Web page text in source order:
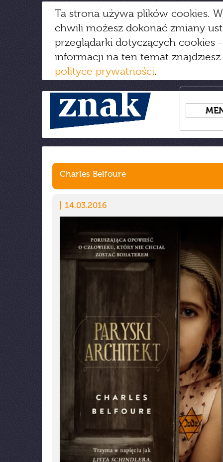
Ta strona używa plików cookies.
chwili możesz dokonać zmiany
przeglądarki dotyczących cookies
informacji na ten temat
polityce prywatności.
Charles Belfoure
14.03.2016